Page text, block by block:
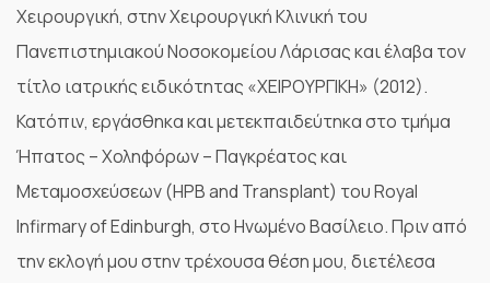
Χειρουργική, στην Χειρουργική Κλινική του
Πανεπιστημιακού Νοσοκομείου Λάρισας και έλαβα τον
τίτλο ιατρικής ειδικότητας «ΧΕΙΡΟΥΡΓΙΚΗ» (2012).
Κατόπιν, εργάσθηκα και μετεκπαιδεύτηκα στο τμήμα
Ήπατος – Χοληφόρων – Παγκρέατος και
Μεταμοσχεύσεων (HPB and Transplant) του Royal
Infirmary of Edinburgh, στο Ηνωμένο Βασίλειο. Πριν από
την εκλογή μου στην τρέχουσα θέση μου, διετέλεσα